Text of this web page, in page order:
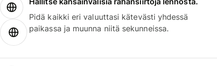
Pidä kaikki eri valuuttasi kätevästi yhdessä
paikassa ja muunna niitä sekunneissa.